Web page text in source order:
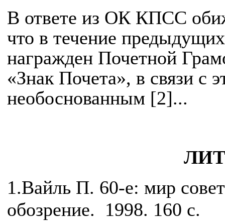
В ответе из ОК КПСС
что в течение
награжден Почетной
«Знак Почета», в связи с
необоснованным [2]...
1.Вайль П. 60-е: мир
обозрение. 1998. 160 с.